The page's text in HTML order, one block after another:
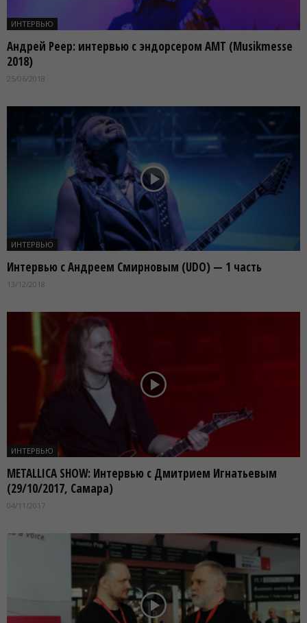
ИНТЕРВЬЮ
Андрей Реер: интервью с эндорсером АМТ (Musikmesse
2018)
25/06/2018
ИНТЕРВЬЮ
Интервью с Андреем Смирновым (UDO) — 1 часть
13/12/2018
ИНТЕРВЬЮ
METALLICA SHOW: Интервью с Дмитрием Игнатьевым
(29/10/2017, Самара)
04/11/2017